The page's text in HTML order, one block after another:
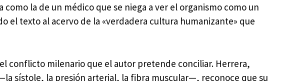
la de un médico que se niega a ver el organismo como un
el texto al acervo de la «verdadera cultura humanizante» que
conflicto milenario que el autor pretende conciliar. Herrera,
sístole, la presión arterial, la fibra muscular—, reconoce que su